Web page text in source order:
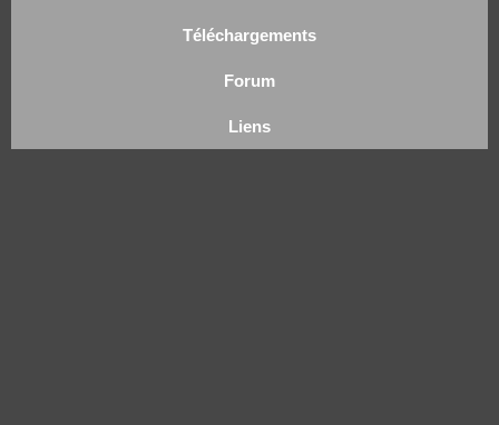
Téléchargements
Forum
Liens